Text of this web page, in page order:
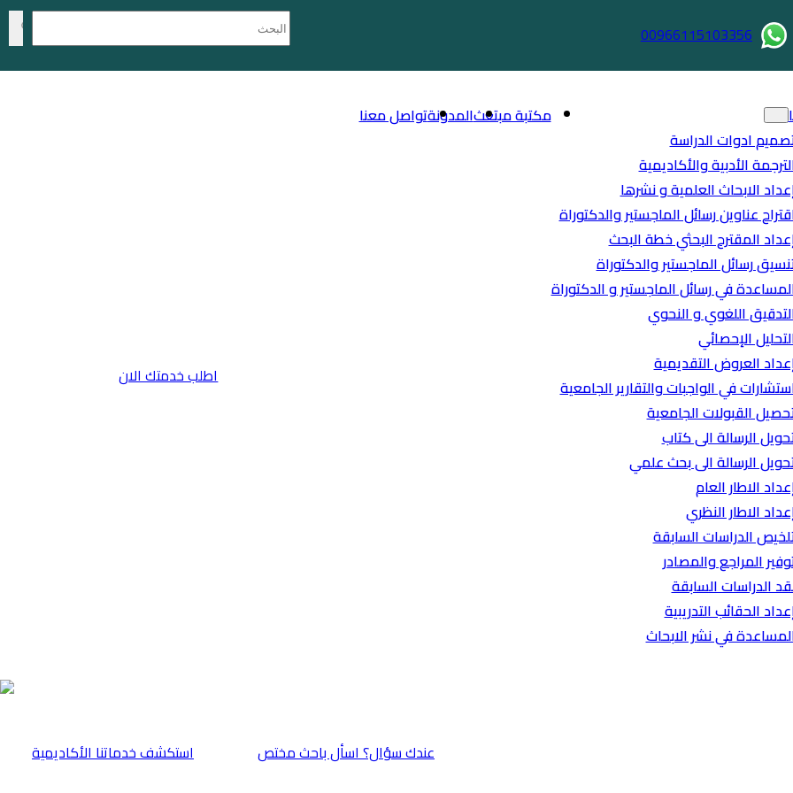
00966115103356
ادوات الدراسة
الأدبية والأكاديمية
الابحاث العلمية و نشرها
عناوين رسائل الماجستير والدكتوراة
المقترح البحثي خطة البحث
رسائل الماجستير والدكتوراة
في رسائل الماجستير و الدكتوراة
اللغوي و النحوي
الإحصائي
العروض التقديمية
في الواجبات والتقارير الجامعية
القبولات الجامعية
الرسالة الى كتاب
الرسالة الى بحث علمي
الاطار العام
الاطار النظري
الدراسات السابقة
المراجع والمصادر
الدراسات السابقة
الحقائب التدريبية
في نشر الابحاث
مكتبة مبتعثالمدونةتواصل معنا
اطلب خدمتك الان
⁠استكشف خدماتنا الأكاديمية عندك سؤال؟ اسأل باحث مختص